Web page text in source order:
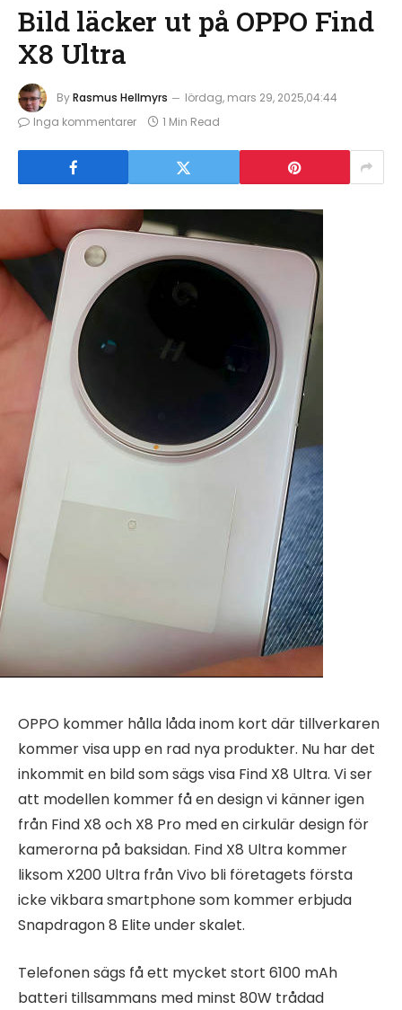
Bild läcker ut på OPPO Find
X8 Ultra
ByRasmus Hellmyrs
lördag, mars 29, 2025,04:44
Inga kommentarer
1 Min Read
OPPO kommer hålla låda inom kort där tillverkaren
kommer visa upp en rad nya produkter. Nu har det
inkommit en bild som sägs visa Find X8 Ultra. Vi ser
att modellen kommer få en design vi känner igen
från Find X8 och X8 Pro med en cirkulär design för
kamerorna på baksidan. Find X8 Ultra kommer
liksom X200 Ultra från Vivo bli företagets första
icke vikbara smartphone som kommer erbjuda
Snapdragon 8 Elite under skalet.
Telefonen sägs få ett mycket stort 6100 mAh
batteri tillsammans med minst 80W trådad